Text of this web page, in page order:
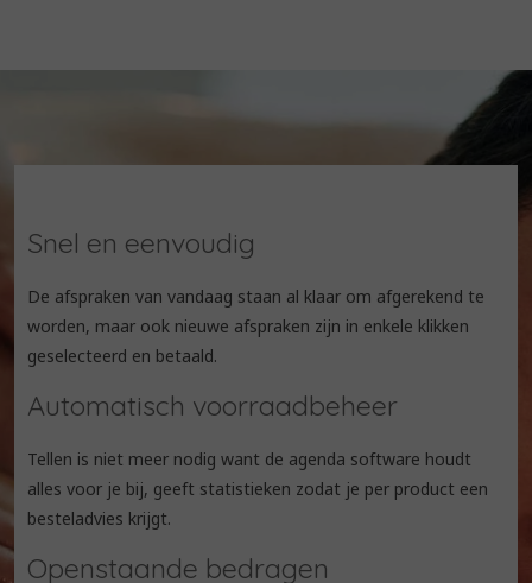
Snel en eenvoudig
De afspraken van vandaag staan al klaar om afgerekend te
worden, maar ook nieuwe afspraken zijn in enkele klikken
geselecteerd en betaald.
Automatisch voorraadbeheer
Tellen is niet meer nodig want de agenda software houdt
alles voor je bij, geeft statistieken zodat je per product een
besteladvies krijgt.
Openstaande bedragen